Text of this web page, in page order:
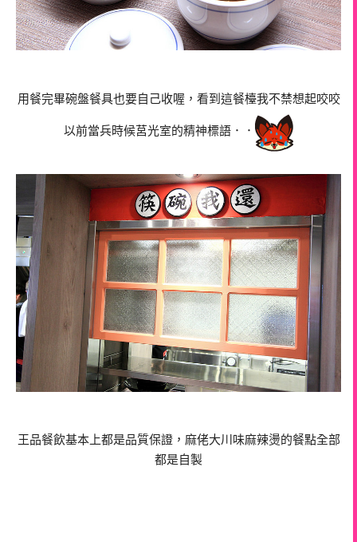
用餐完畢碗盤餐具也要自己收喔，看到這餐檯我不禁想起咬咬
以前當兵時候莒光室的精神標語．．
王品餐飲基本上都是品質保證，麻佬大川味麻辣燙的餐點全部
都是自製